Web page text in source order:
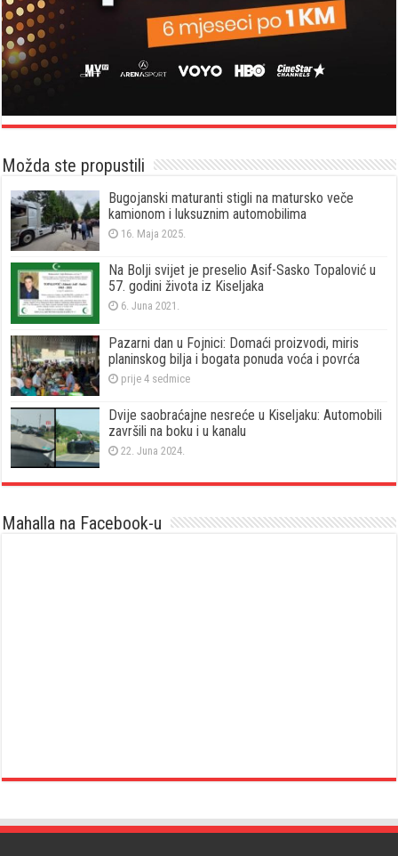
Možda ste propustili
Bugojanski maturanti stigli na matursko veče
kamionom i luksuznim automobilima
16. Maja 2025.
Na Bolji svijet je preselio Asif-Sasko Topalović u
57. godini života iz Kiseljaka
6. Juna 2021.
Pazarni dan u Fojnici: Domaći proizvodi, miris
planinskog bilja i bogata ponuda voća i povrća
prije 4 sedmice
Dvije saobraćajne nesreće u Kiseljaku: Automobili
završili na boku i u kanalu
22. Juna 2024.
Mahalla na Facebook-u